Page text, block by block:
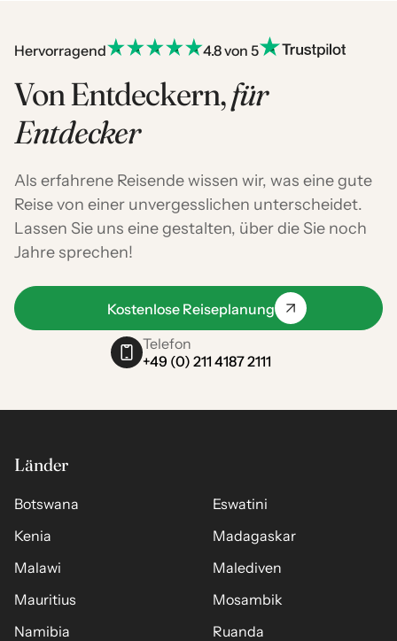
Hervorragend 4.8 von 5
Von Entdeckern,für
Entdecker
Als erfahrene Reisende wissen wir, was eine gute
Reise von einer unvergesslichen unterscheidet.
Lassen Sie uns eine gestalten, über die Sie noch
Jahre sprechen!
Kostenlose Reiseplanung
Telefon
+49 (0) 211 4187 2111
Länder
Botswana
Eswatini
Kenia
Madagaskar
Malawi
Malediven
Mauritius
Mosambik
Namibia
Ruanda